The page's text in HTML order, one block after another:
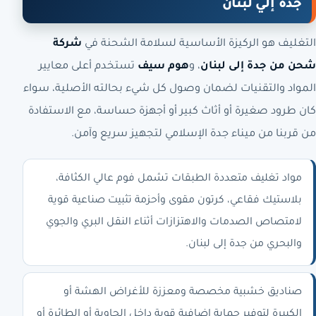
جدة إلي لبنان
التغليف هو الركيزة الأساسية لسلامة الشحنة في شركة
شحن من جدة إلى لبنان، وهوم سيف تستخدم أعلى معايير
المواد والتقنيات لضمان وصول كل شيء بحالته الأصلية، سواء
كان طرود صغيرة أو أثاث كبير أو أجهزة حساسة، مع الاستفادة
من قربنا من ميناء جدة الإسلامي لتجهيز سريع وآمن.
مواد تغليف متعددة الطبقات تشمل فوم عالي الكثافة،
بلاستيك فقاعي، كرتون مقوى وأحزمة تثبيت صناعية قوية
لامتصاص الصدمات والاهتزازات أثناء النقل البري والجوي
والبحري من جدة إلى لبنان.
صناديق خشبية مخصصة ومعززة للأغراض الهشة أو